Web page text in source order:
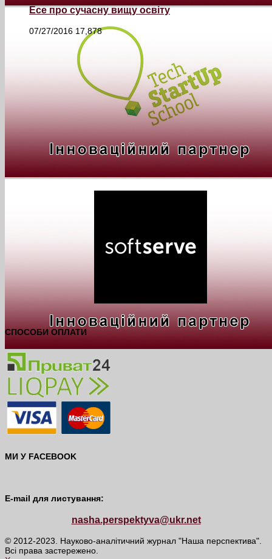
Есе про сучасну вищу освіту
07/27/2016 17,878
СПОСОБИ ОПЛАТИ
МИ У FACEBOOK
E-mail для листування:
nasha.perspektyva@ukr.net
© 2012-2023. Науково-аналітичний журнал "Наша перспектива".
Всі права застережено.